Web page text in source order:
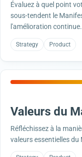
Évaluez à quel point
sous-tendent le
l'amélioration continue.
Strategy Product
Valeurs du
Réfléchissez à la
valeurs essentielles